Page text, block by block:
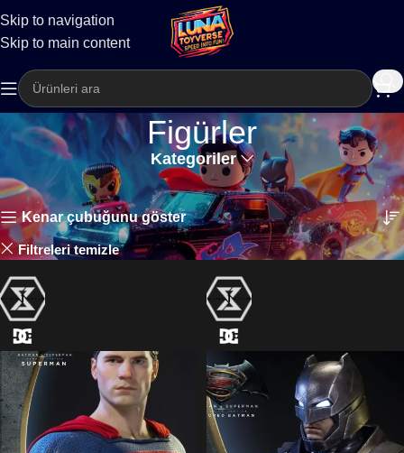
Skip to navigation
Skip to main content
Kargo
Figürler
Kategoriler
Ana Sayfa Figürler 92 sonuçtan 1-24 arası gösteriliyor
Kenar çubuğunu göster
Filtreleri temizle DC